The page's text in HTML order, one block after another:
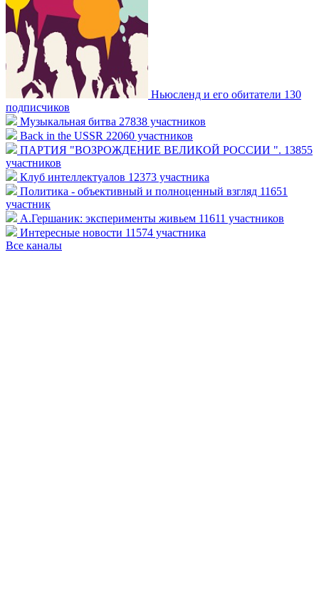
Ньюсленд и его обитатели 130
подписчиков
Музыкальная битва 27838 участников
Back in the USSR 22060 участников
ПАРТИЯ "ВОЗРОЖДЕНИЕ ВЕЛИКОЙ РОССИИ ". 13855
участников
Клуб интеллектуалов 12373 участника
Политика - объективный и полноценный взгляд 11651
участник
А.Гершаник: эксперименты живьем 11611 участников
Интересные новости 11574 участника
Все каналы